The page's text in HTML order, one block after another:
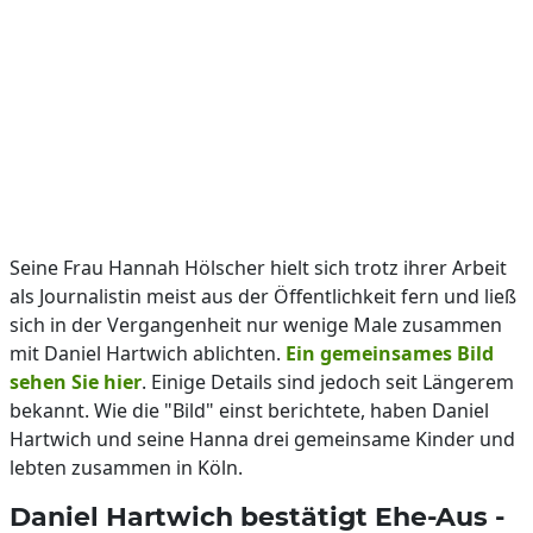
Seine Frau Hannah Hölscher hielt sich trotz ihrer Arbeit
als Journalistin meist aus der Öffentlichkeit fern und ließ
sich in der Vergangenheit nur wenige Male zusammen
mit Daniel Hartwich ablichten. Ein gemeinsames Bild
sehen Sie hier. Einige Details sind jedoch seit Längerem
bekannt. Wie die "Bild" einst berichtete, haben Daniel
Hartwich und seine Hanna drei gemeinsame Kinder und
lebten zusammen in Köln.
Daniel Hartwich bestätigt Ehe-Aus -